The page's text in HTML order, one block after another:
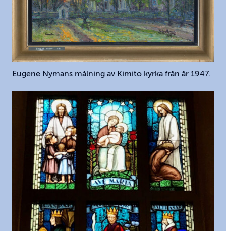
Eugene Nymans målning av Kimito kyrka från år 1947.